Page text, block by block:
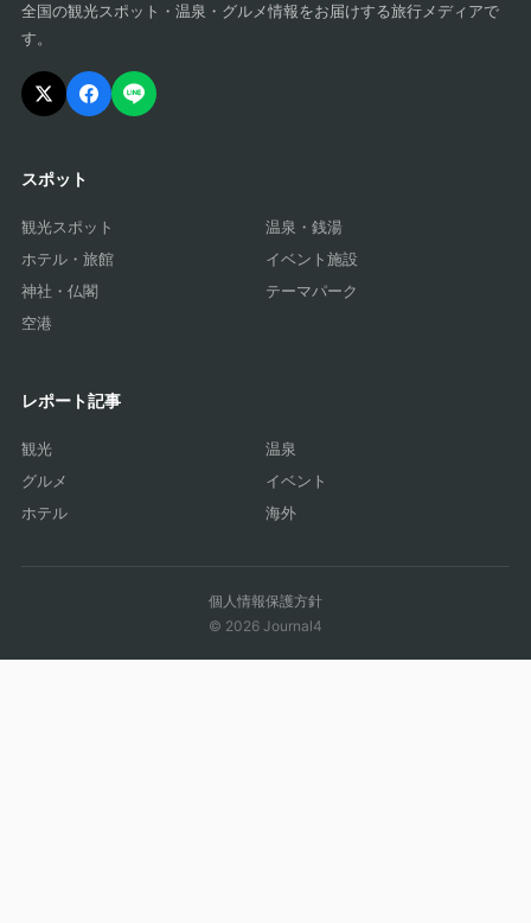
全国の観光スポット・温泉・グルメ情報をお届けする旅行メディアで
す。
スポット
観光スポット
温泉・銭湯
ホテル・旅館
イベント施設
神社・仏閣
テーマパーク
空港
レポート記事
観光
温泉
グルメ
イベント
ホテル
海外
個人情報保護方針
© 2026 Journal4